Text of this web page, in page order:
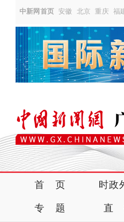
中新网首页 安徽 北京 重庆 福
首 页 时政
专 题 直